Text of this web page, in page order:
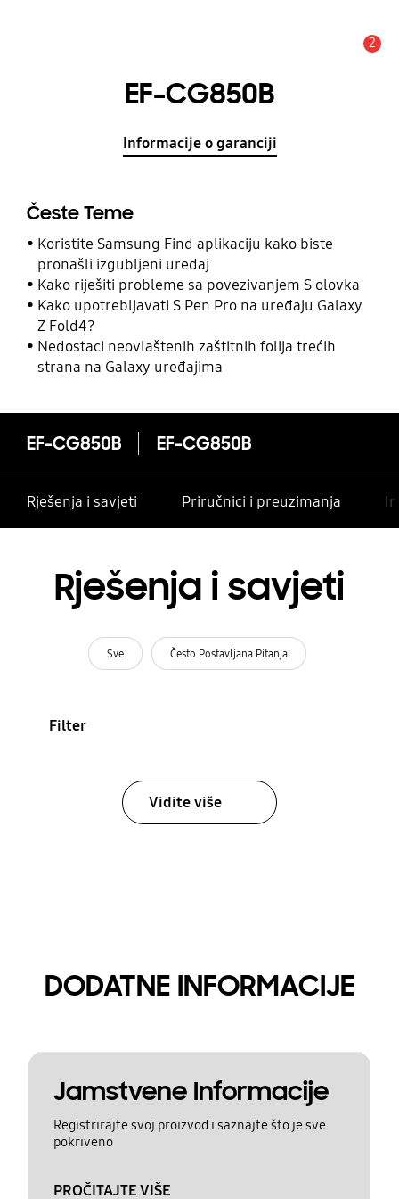
2
EF-CG850B
Informacije o garanciji
Česte Teme
Koristite Samsung Find aplikaciju kako biste
pronašli izgubljeni uređaj
Kako riješiti probleme sa povezivanjem S olovka
Kako upotrebljavati S Pen Pro na uređaju Galaxy
Z Fold4?
Nedostaci neovlaštenih zaštitnih folija trećih
strana na Galaxy uređajima
EF-CG850B EF-CG850B
Rješenja i savjeti Priručnici i preuzimanja
Rješenja i savjeti
Sve Često Postavljana Pitanja
Filter
Vidite više
DODATNE INFORMACIJE
Jamstvene Informacije
Registrirajte svoj proizvod i saznajte što je sve
pokriveno
PROČITAJTE VIŠE